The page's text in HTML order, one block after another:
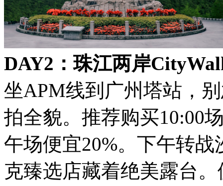
DAY2：珠江两岸
坐APM线到广州塔站，
拍全貌。推荐购买10:00
午场便宜20%。下午转
克臻选店藏着绝美露台